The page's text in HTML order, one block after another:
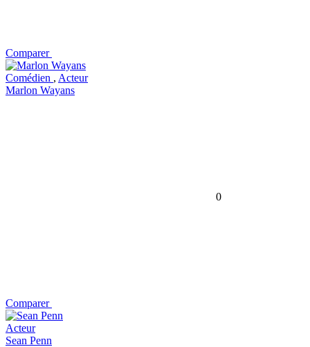
Comparer
Comédien , Acteur
Marlon Wayans
0
Comparer
Acteur
Sean Penn